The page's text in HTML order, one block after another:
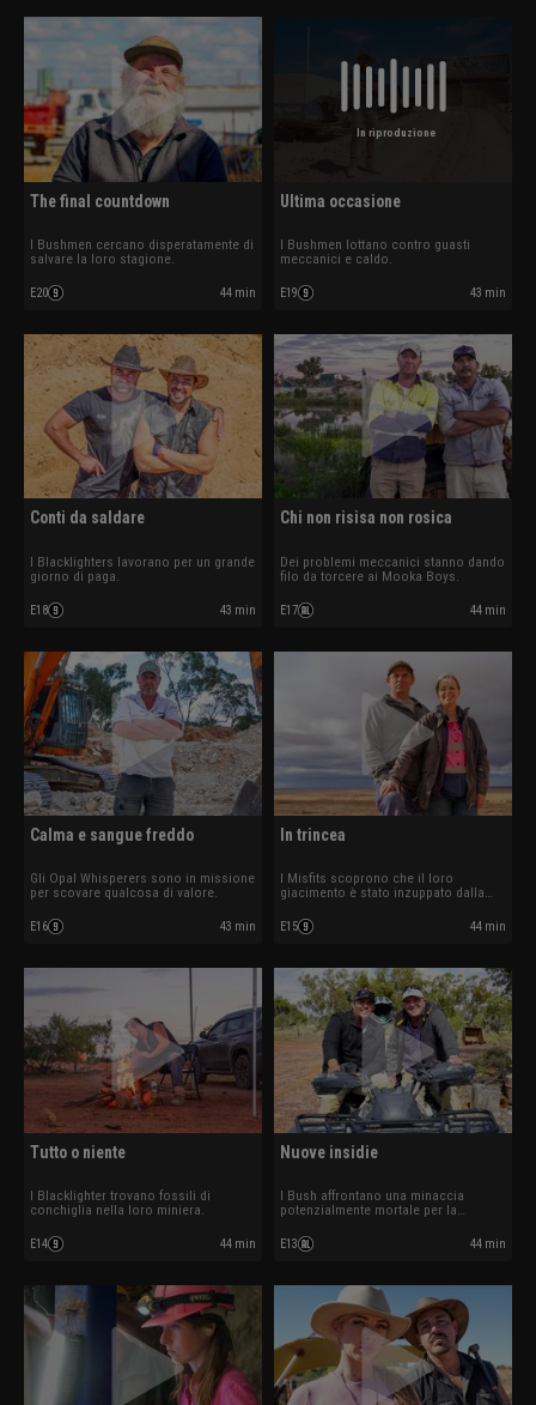
The final countdown
I Bushmen cercano disperatamente di
salvare la loro stagione.
E20 44 min
In riproduzione
Ultima occasione
I Bushmen lottano contro guasti
meccanici e caldo.
E19 43 min
Conti da saldare
I Blacklighters lavorano per un grande
giorno di paga.
E18 43 min
Chi non risisa non rosica
Dei problemi meccanici stanno dando
filo da torcere ai Mooka Boys.
E17 44 min
Calma e sangue freddo
Gli Opal Whisperers sono in missione
per scovare qualcosa di valore.
E16 43 min
In trincea
I Misfits scoprono che il loro
giacimento è stato inzuppato dalla
E15 44 min
Tutto o niente
I Blacklighter trovano fossili di
conchiglia nella loro miniera.
E14 44 min
Nuove insidie
I Bush affrontano una minaccia
potenzialmente mortale per la
E13 44 min